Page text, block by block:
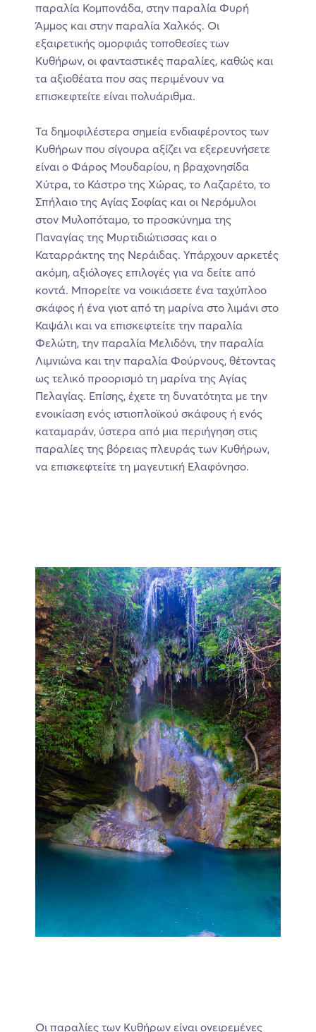
παραλία Κομπονάδα, στην παραλία Φυρή
Άμμος και στην παραλία Χαλκός. Οι
εξαιρετικής ομορφιάς τοποθεσίες των
Κυθήρων, οι φανταστικές παραλίες, καθώς και
τα αξιοθέατα που σας περιμένουν να
επισκεφτείτε είναι πολυάριθμα.
Τα δημοφιλέστερα σημεία ενδιαφέροντος των
Κυθήρων που σίγουρα αξίζει να εξερευνήσετε
είναι ο Φάρος Μουδαρίου, η βραχονησίδα
Χύτρα, το Κάστρο της Χώρας, το Λαζαρέτο, το
Σπήλαιο της Αγίας Σοφίας και οι Νερόμυλοι
στον Μυλοπόταμο, το προσκύνημα της
Παναγίας της Μυρτιδιώτισσας και ο
Καταρράκτης της Νεράιδας. Υπάρχουν αρκετές
ακόμη, αξιόλογες επιλογές για να δείτε από
κοντά. Μπορείτε να νοικιάσετε ένα ταχύπλοο
σκάφος ή ένα γιοτ από τη μαρίνα στο λιμάνι στο
Καψάλι και να επισκεφτείτε την παραλία
Φελώτη, την παραλία Μελιδόνι, την παραλία
Λιμνιώνα και την παραλία Φούρνους, θέτοντας
ως τελικό προορισμό τη μαρίνα της Αγίας
Πελαγίας. Επίσης, έχετε τη δυνατότητα με την
ενοικίαση ενός ιστιοπλοϊκού σκάφους ή ενός
καταμαράν, ύστερα από μια περιήγηση στις
παραλίες της βόρειας πλευράς των Κυθήρων,
να επισκεφτείτε τη μαγευτική Ελαφόνησο.
Οι παραλίες των Κυθήρων είναι ονειρεμένες